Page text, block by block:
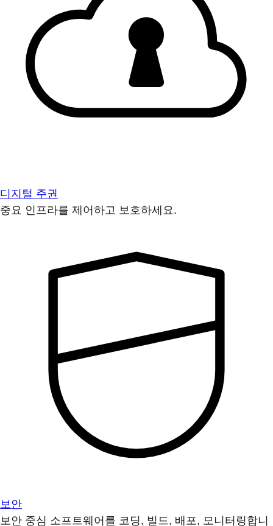
디지털 주권
중요 인프라를 제어하고 보호하세요.
보안
보안 중심 소프트웨어를 코딩, 빌드, 배포, 모니터링합니